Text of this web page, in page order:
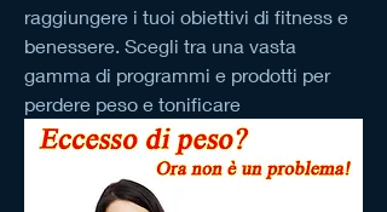
raggiungere i tuoi obiettivi di fitness e
benessere. Scegli tra una vasta
gamma di programmi e prodotti per
perdere peso e tonificare